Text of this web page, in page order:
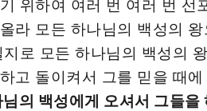
라 모든 하나님의 백성의
로 모든 하나님의 백성의
고 돌이켜서 그를 믿을 때
의 백성에게 오셔서 그들